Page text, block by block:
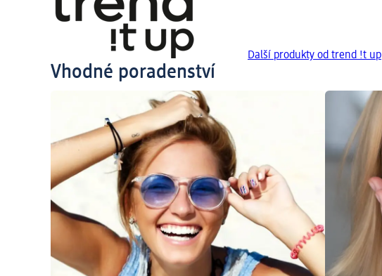
Další produkty od trend !t up
Vhodné poradenství